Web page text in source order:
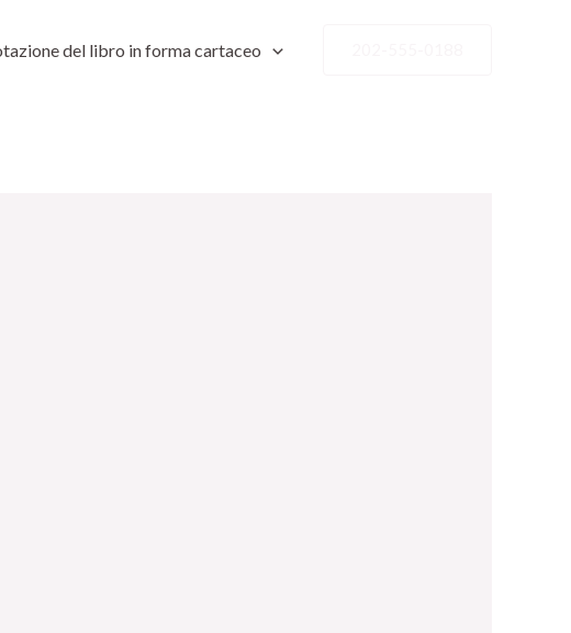
del libro in forma cartaceo